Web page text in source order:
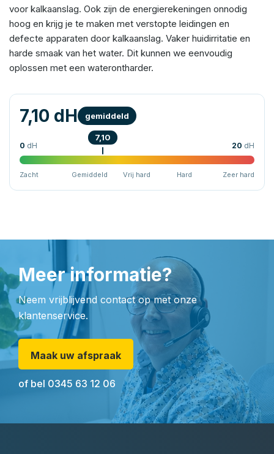
voor kalkaanslag. Ook zijn de energierekeningen onnodig
hoog en krijg je te maken met verstopte leidingen en
defecte apparaten door kalkaanslag. Vaker huidirritatie en
harde smaak van het water. Dit kunnen we eenvoudig
oplossen met een waterontharder.
7,10 dH gemiddeld
0 dH 20 dH
7,10
Zacht Gemiddeld Vrij hard Hard Zeer hard
Meer informatie?
Neem vrijblijvend contact op met onze
klantenservice.
Maak uw afspraak
of bel 0345 63 12 06